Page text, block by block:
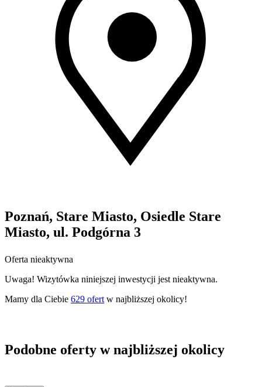
Poznań, Stare Miasto, Osiedle Stare
Miasto, ul. Podgórna 3
Oferta nieaktywna
Uwaga! Wizytówka niniejszej inwestycji jest nieaktywna.
Mamy dla Ciebie 629 ofert w najbliższej okolicy!
Podobne oferty w najbliższej okolicy